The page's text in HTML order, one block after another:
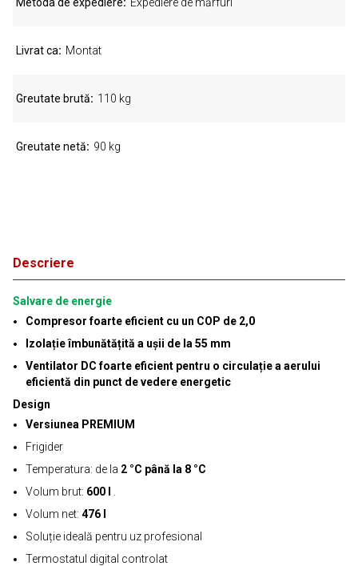
Descriere
Salvare de energie
Compresor foarte eficient cu un COP de 2,0
Izolație îmbunătățită a ușii de la 55 mm
Ventilator DC foarte eficient pentru o circulație a aerului
eficientă din punct de vedere energetic
Design
Versiunea PREMIUM
Frigider
Temperatura: de la 2 °C până la 8 °C
Volum brut: 600 l
Volum net: 476 l
Soluție ideală pentru uz profesional
Termostatul digital controlat
Livrat ca Montat
Greutate brută 110 kg
Greutate netă 90 kg